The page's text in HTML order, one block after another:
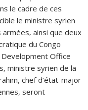
le cadre de ces
le ministre syrien
ainsi que deux
du Congo
Development Office
ministre syrien de la
chef d’état-major
seront